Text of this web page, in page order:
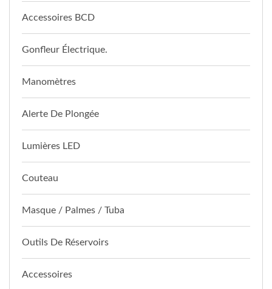
Accessoires BCD
Gonfleur Électrique.
Manomètres
Alerte De Plongée
Lumières LED
Couteau
Masque / Palmes / Tuba
Outils De Réservoirs
Accessoires